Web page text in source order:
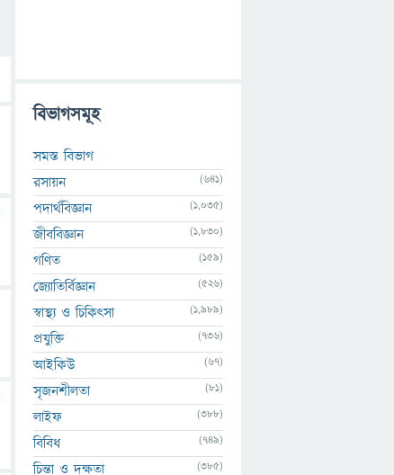
বিভাগসমূহ
সমস্ত বিভাগ
রসায়ন
(641)
পদার্থবিজ্ঞান (1,035)
জীববিজ্ঞান (1,830)
গণিত (159)
জ্যোতির্বিজ্ঞান (526)
স্বাস্থ্য ও চিকিৎসা (1,989)
প্রযুক্তি (736)
আইকিউ (67)
সৃজনশীলতা (81)
লাইফ (388)
বিবিধ (749)
চিন্তা ও দক্ষতা (385)